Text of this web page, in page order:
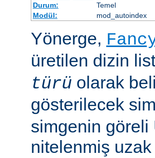
Durum:
Temel
Modül:
mod_autoindex
Yönerge,
üretilen dizin
türü olarak
gösterilecek
simgenin göreli
nitelenmiş